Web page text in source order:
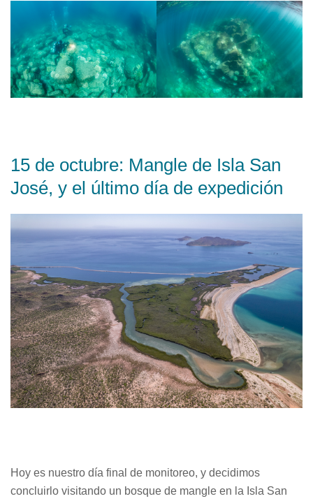
15 de octubre: Mangle de Isla San
José, y el último día de expedición
Hoy es nuestro día final de monitoreo, y decidimos
concluirlo visitando un bosque de mangle en la Isla San